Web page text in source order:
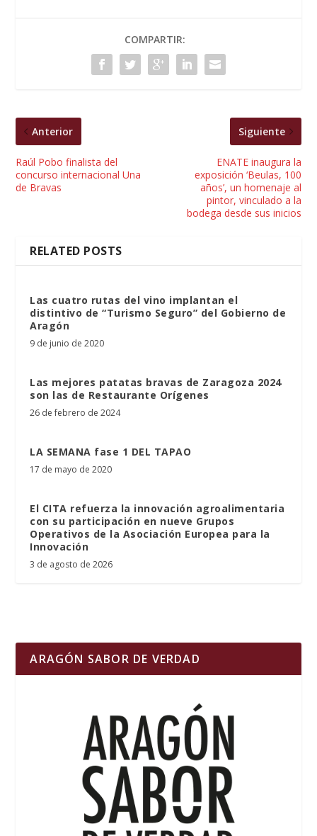
COMPARTIR:
Anterior
Raúl Pobo finalista del
concurso internacional Una
de Bravas
Siguiente
ENATE inaugura la
exposición ‘Beulas, 100
años’, un homenaje al
pintor, vinculado a la
bodega desde sus inicios
RELATED POSTS
Las cuatro rutas del vino implantan el
distintivo de “Turismo Seguro” del Gobierno de
Aragón
9 de junio de 2020
Las mejores patatas bravas de Zaragoza 2024
son las de Restaurante Orígenes
26 de febrero de 2024
LA SEMANA fase 1 DEL TAPAO
17 de mayo de 2020
El CITA refuerza la innovación agroalimentaria
con su participación en nueve Grupos
Operativos de la Asociación Europea para la
Innovación
3 de agosto de 2026
ARAGÓN SABOR DE VERDAD